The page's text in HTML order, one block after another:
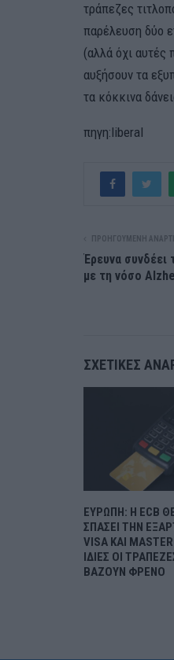
τράπεζες
παρέλευση δύο
(αλλά όχι αυτές
αυξήσουν τα
τα κόκκινα
πηγη:liberal
ΠΡΟΗΓΟΎΜΕΝΗ
Έρευνα συνδέει
με τη νόσο
ΣΧΕΤΙΚΈΣ
ΕΥΡΩΠΗ: Η ECB
ΣΠΑΣΕΙ ΤΗΝ
VISA ΚΑΙ
ΙΔΙΕΣ ΟΙ
ΒΑΖΟΥΝ ΦΡΕΝΟ